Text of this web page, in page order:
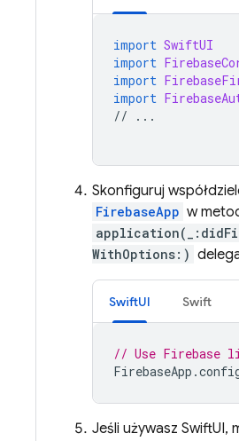
import SwiftUI
import
import
import
//
...
Skonfiguruj
FirebaseApp w
WithOptions:)
SwiftUI Swift
// Use Firebase
FirebaseApp .
Jeśli używasz SwiftUI,